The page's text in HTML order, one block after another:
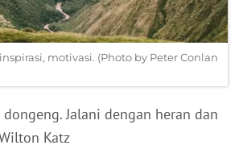
motivasi. (Photo by Peter Conlan
Jalani dengan heran dan
Katz